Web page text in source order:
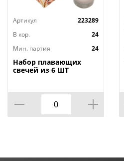
Артикул
223289
В кор.
24
Мин. партия
24
Набор плавающих
свечей из 6 ШТ